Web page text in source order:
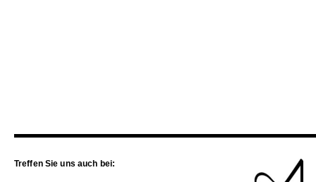
Treffen Sie uns auch bei: